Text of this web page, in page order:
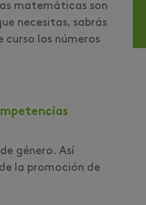
matemáticas son
necesitas, sabrás
curso los números
género. Así
la promoción de